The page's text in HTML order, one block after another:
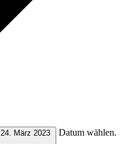
24. März 2023 Datum wählen.